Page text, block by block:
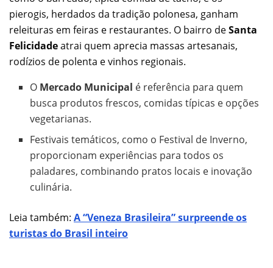
pierogis, herdados da tradição polonesa, ganham
releituras em feiras e restaurantes. O bairro deSanta
Felicidadeatrai quem aprecia massas artesanais,
rodízios de polenta e vinhos regionais.
O Mercado Municipal é referência para quem
busca produtos frescos, comidas típicas e opções
vegetarianas.
Festivais temáticos, como o Festival de Inverno,
proporcionam experiências para todos os
paladares, combinando pratos locais e inovação
culinária.
Leia também: A “Veneza Brasileira” surpreende os
turistas do Brasil inteiro